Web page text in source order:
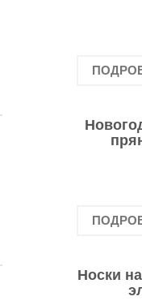
Носки